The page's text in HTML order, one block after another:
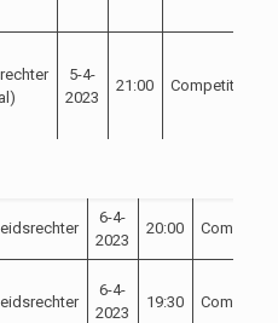
5-4-
2023
21:00 Competitie
6-4-
2023
20:00 Competitie
6-4-
2023
19:30 Competitie